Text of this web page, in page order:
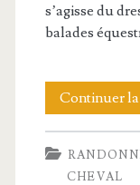
s’agisse du
balades
Continuer
CHEVAL